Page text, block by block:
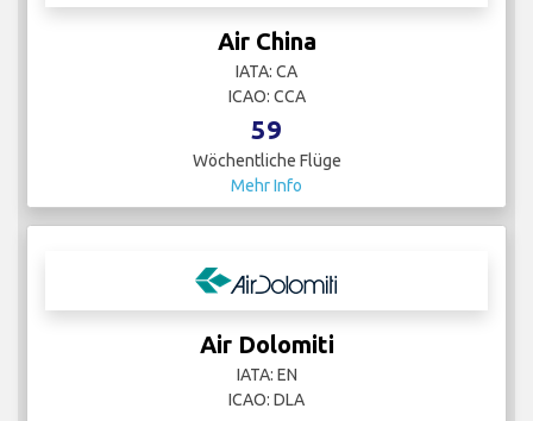
Air China
IATA: CA
ICAO: CCA
59
Wöchentliche Flüge
Mehr Info
Air Dolomiti
IATA: EN
ICAO: DLA